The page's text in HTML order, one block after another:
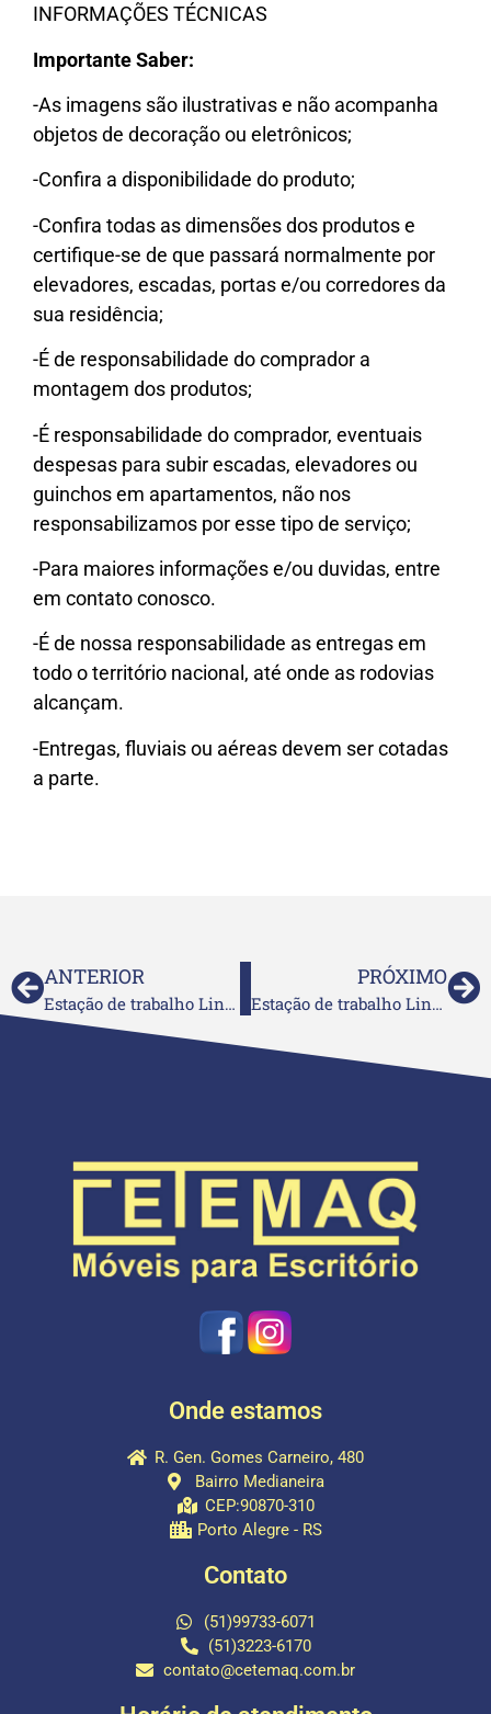
INFORMAÇÕES TÉCNICAS
Importante Saber:
-As imagens são ilustrativas e não acompanha
objetos de decoração ou eletrônicos;
-Confira a disponibilidade do produto;
-Confira todas as dimensões dos produtos e
certifique-se de que passará normalmente por
elevadores, escadas, portas e/ou corredores da
sua residência;
-É de responsabilidade do comprador a
montagem dos produtos;
-É responsabilidade do comprador, eventuais
despesas para subir escadas, elevadores ou
guinchos em apartamentos, não nos
responsabilizamos por esse tipo de serviço;
-Para maiores informações e/ou duvidas, entre
em contato conosco.
-É de nossa responsabilidade as entregas em
todo o território nacional, até onde as rodovias
alcançam.
-Entregas, fluviais ou aéreas devem ser cotadas
a parte.
ANTERIOR
Estação de trabalho Linha Start 3
PRÓXIMO
Estação de trabalho Linha Start 1
Onde estamos
R. Gen. Gomes Carneiro, 480
Bairro Medianeira
CEP:90870-310
Porto Alegre - RS
Contato
(51)99733-6071
(51)3223-6170
contato@cetemaq.com.br